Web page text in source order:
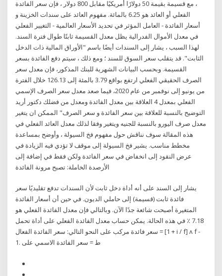
، مع قسيمة بقيمة 50 دولارًا أمريكيًا مقابل 800 دولار ، فإن سعر الفائدة
الفعلي أو العائد هو 6.25 بالمائة. مفهوم العائد على سندات الخزينة و
أسعار الفائدة - العامل المؤثر في تحديد الأسعار العالمية - التغيير الفعلي
في معدل الأموال الفدرالية يظل معدل القسيمة ثابتًا طوال فترة السند.
لهذا السبب ، يشار إلى السندات أيضًا باسم "الأوراق المالية ذات الدخل
الثابت". قد يتقلب سعر السوق للسند ؛ ومع ذلك ، سيتم دفع الفائدة بسعر
القسيمة. وبحسب البيانات الشهرية للبنك المذكور، فإن معدل سعر
الصرف الحقيقي الفعلي ارتفع بواقع 3.79 بالمئة إلى 126.13 خلال الفترة
من يونيو إلى نوفمبر من عام 2020، فيما صعد معدل سعر الصرف الإسمي
الفعلي بمعدل 4 العلاقة بين معدل الفائدة ومعدل من فضلك دكتور أريد
التوضيح بالنسبة للعلاقة بين سعر الفائدة و سعر الصرف" الممكن ان يتغير
معدل صرف اليورو بالنسبة للجنيه ويتغير وفقا لذلك معدل العائد الفعلي في
هذه المقالة سوف نناقش حول مفهوم فخ السيولة ، وأوضح بمساعدة
مخطط مناسب. يشير فخ السيولة إلى موقف لا تؤدي فيه الزيادة في
عرض النقود إلى انخفاض في سعر الفائدة ولكن فقط في إضافة إلى
الأرصدة الخاملة: تصبح مرونة الفائدة
يشار إلى السند على أنه أداة دخل ثابت لأن السندات تدفع تقليديًا سعر
فائدة ثابت (قسيمة) إلى حاملي الديون. في حين أن أسعار الفائدة
المتغيرة أصبحت شائعة جدًا الآن. وبالتالي فإن معدل الفائدة الفعلي هو
7.18 ٪ في هذه الحالة. يمكن حساب معدل الفائدة الفعلي على أداة تحمل
سعر فائدة مركب على النحو التالي: سعر الفائدة الفعال = [1 + i / f] ᴧ f -
1. ط = سعر الفائدة الاسمي على